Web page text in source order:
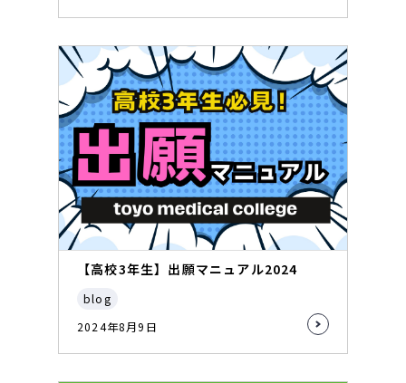
【高校3年生】出願マニュアル2024
blog
2024年8月9日